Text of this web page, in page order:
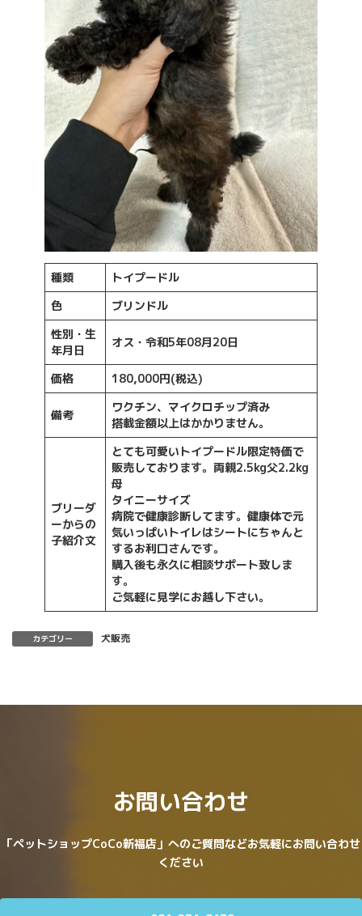
種類
トイプードル
色
ブリンドル
性別・生
年月日
オス・令和5年08月20日
価格 180,000円(税込)
備考
ワクチン、マイクロチップ済み
搭載金額以上はかかりません。
ブリーダ
ーからの
子紹介文
とても可愛いトイプードル限定特価で
販売しております。両親2.5kg父2.2kg
母
タイニーサイズ
病院で健康診断してます。健康体で元
気いっぱいトイレはシートにちゃんと
するお利口さんです。
購入後も永久に相談サポート致しま
す。
ご気軽に見学にお越し下さい。
カテゴリー 犬販売
お問い合わせ
「ペットショップCoCo新福店」へのご質問などお気軽にお問い合わせ
ください